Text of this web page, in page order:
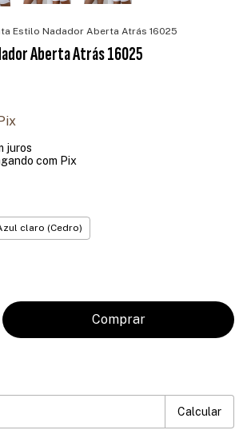
Estilo Nadador Aberta Atrás 16025
Aberta Atrás 16025
juros
com Pix
claro (Cedro)
Calcular